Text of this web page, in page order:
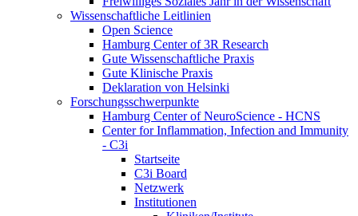
Wissenschaftliche Leitlinien
Open Science
Hamburg Center of 3R Research
Gute Wissenschaftliche Praxis
Gute Klinische Praxis
Deklaration von Helsinki
Forschungsschwerpunkte
Hamburg Center of NeuroScience - HCNS
Center for Inflammation, Infection and Immunity
- C3i
Startseite
C3i Board
Netzwerk
Institutionen